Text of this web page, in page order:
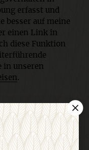
erfasst und
besser auf meine
einen Link in
diese Funktion
in unseren
.